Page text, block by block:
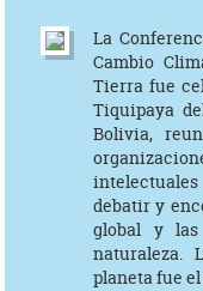
La
Cambio
Tierra fue
Tiquipaya
Bolivia,
debatir y
global y
naturaleza.
planeta fue el